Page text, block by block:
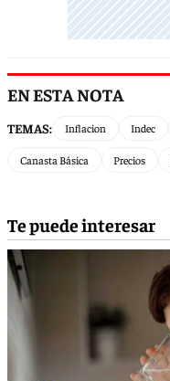
EN ESTA NOTA
TEMAS: Inflacion Indec
Canasta Básica Precios